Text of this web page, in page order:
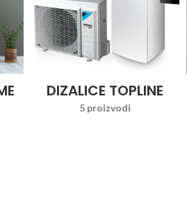
DIZALICE TOPLINE
5 proizvodi